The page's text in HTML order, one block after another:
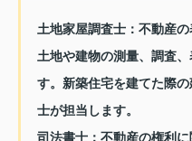
土地家屋調査士：不動産の
土地や建物の測量、調査
す。新築住宅を建てた際
士が担当します。
司法書士：不動産の権利